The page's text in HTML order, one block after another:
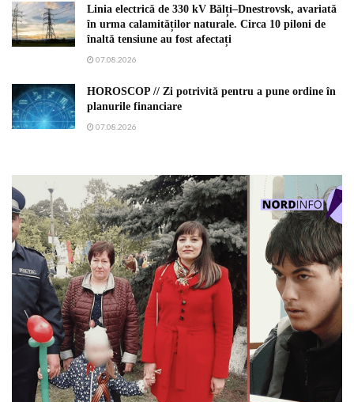
Linia electrică de 330 kV Bălți–Dnestrovsk, avariată
în urma calamităților naturale. Circa 10 piloni de
înaltă tensiune au fost afectați
07.08.2026
HOROSCOP // Zi potrivită pentru a pune ordine în
planurile financiare
07.08.2026